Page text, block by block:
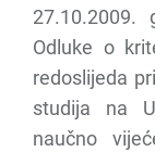
Odluke o
redoslijeda
studija na
naučno